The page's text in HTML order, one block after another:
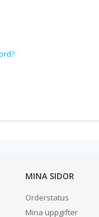
MINA SIDOR
Orderstatus
Mina uppgifter